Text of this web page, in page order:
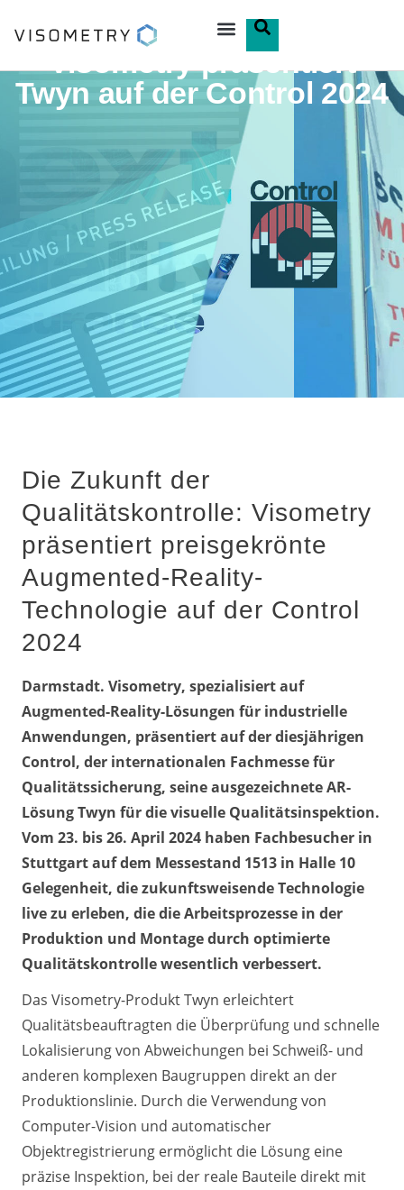
Visometry präsentiert
Twyn auf der Control 2024
Die Zukunft der
Qualitätskontrolle: Visometry
präsentiert preisgekrönte
Augmented-Reality-
Technologie auf der Control
2024
Darmstadt. Visometry, spezialisiert auf
Augmented-Reality-Lösungen für industrielle
Anwendungen, präsentiert auf der diesjährigen
Control, der internationalen Fachmesse für
Qualitätssicherung, seine ausgezeichnete AR-
Lösung Twyn für die visuelle Qualitätsinspektion.
Vom 23. bis 26. April 2024 haben Fachbesucher in
Stuttgart auf dem Messestand 1513 in Halle 10
Gelegenheit, die zukunftsweisende Technologie
live zu erleben, die die Arbeitsprozesse in der
Produktion und Montage durch optimierte
Qualitätskontrolle wesentlich verbessert.
Das Visometry-Produkt Twyn erleichtert
Qualitätsbeauftragten die Überprüfung und schnelle
Lokalisierung von Abweichungen bei Schweiß- und
anderen komplexen Baugruppen direkt an der
Produktionslinie. Durch die Verwendung von
Computer-Vision und automatischer
Objektregistrierung ermöglicht die Lösung eine
präzise Inspektion, bei der reale Bauteile direkt mit